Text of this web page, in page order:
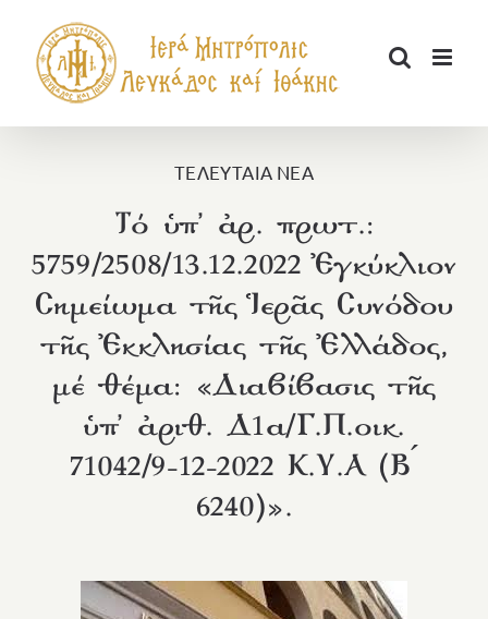
περιεχόμενο
ΤΕΛΕΥΤΑΙΑ ΝΕΑ
Τό ὑπ’ ἀρ. πρωτ.:
5759/2508/13.12.2022 Ἐγκύκλιον
Σημείωμα τῆς Ἱερᾶς Συνόδου
τῆς Ἐκκλησίας τῆς Ἐλλάδος,
μέ θέμα: «Διαβίβασις τῆς
ὑπ’ ἀριθ. Δ1α/Γ.Π.οικ.
71042/9-12-2022 Κ.Υ.Α (Β ́
6240)».